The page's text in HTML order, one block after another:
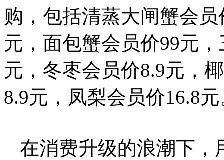
购，包括清蒸大闸蟹会
元，面包蟹会员价99元
元，冬枣会员价8.9元，
8.9元，凤梨会员价16.8
在消费升级的浪潮下，